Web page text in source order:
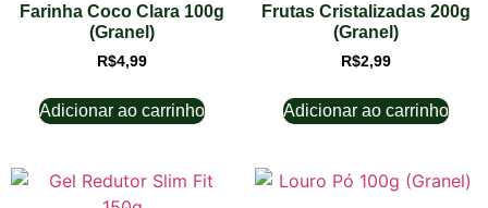
Farinha Coco Clara 100g
(Granel)
R$4,99
Adicionar ao carrinho
Frutas Cristalizadas 200g
(Granel)
R$2,99
Adicionar ao carrinho